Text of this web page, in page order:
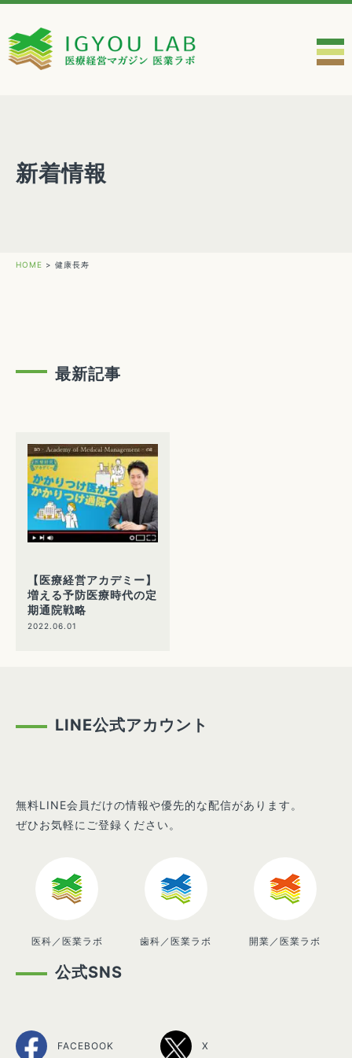
新着情報
HOME > 健康長寿
最新記事
【医療経営アカデミー】
増える予防医療時代の定
期通院戦略
2022.06.01
LINE公式アカウント
無料LINE会員だけの情報や優先的な配信があります。
ぜひお気軽にご登録ください。
医科／医業ラボ 歯科／医業ラボ 開業／医業ラボ
公式SNS
FACEBOOK X